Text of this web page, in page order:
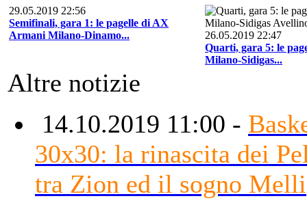
29.05.2019 22:56
Semifinali, gara 1: le pagelle di AX
Armani Milano-Dinamo...
26.05.2019 22:47
Quarti, gara 5: le
Milano-Sidigas...
Altre notizie
14.10.2019 11:00 -
30x30: la rinascita dei
tra Zion ed il sogno Melli